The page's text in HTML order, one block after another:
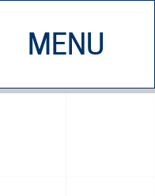
MENU
CHI SIAMO